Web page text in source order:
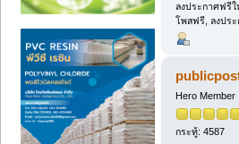
ลงประกาศฟรี
โพสฟรี, ลงปร
Hero Member
กระทู้: 4587